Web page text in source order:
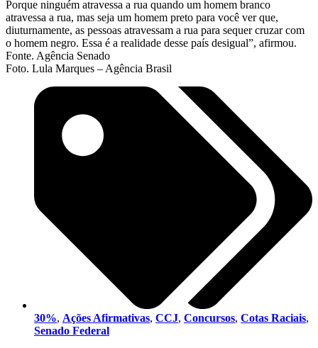
Porque ninguém atravessa a rua quando um homem branco
atravessa a rua, mas seja um homem preto para você ver que,
diuturnamente, as pessoas atravessam a rua para sequer cruzar com
o homem negro. Essa é a realidade desse país desigual”, afirmou.
Fonte. Agência Senado
Foto. Lula Marques – Agência Brasil
30%, Ações Afirmativas, CCJ, Concursos, Cotas Raciais,
Senado Federal